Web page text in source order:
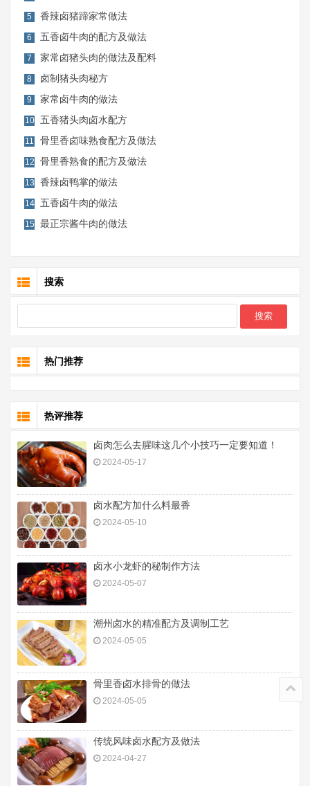
5 香辣卤猪蹄家常做法
6 五香卤牛肉的配方及做法
7 家常卤猪头肉的做法及配料
8 卤制猪头肉秘方
9 家常卤牛肉的做法
10 五香猪头肉卤水配方
11 骨里香卤味熟食配方及做法
12 骨里香熟食的配方及做法
13 香辣卤鸭掌的做法
14 五香卤牛肉的做法
15 最正宗酱牛肉的做法
搜索
热门推荐
热评推荐
卤肉怎么去腥味这几个小技巧一定要知道！
2024-05-17
卤水配方加什么料最香
2024-05-10
卤水小龙虾的秘制作方法
2024-05-07
潮州卤水的精准配方及调制工艺
2024-05-05
骨里香卤水排骨的做法
2024-05-05
传统风味卤水配方及做法
2024-04-27